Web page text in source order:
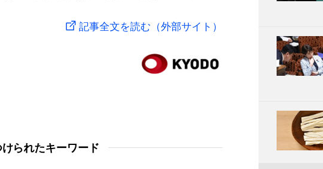
記事全文を読む（外部サイト）
られたキーワード